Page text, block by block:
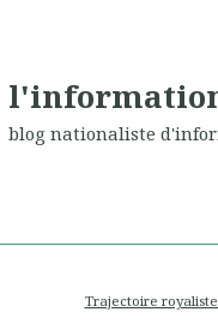
blog nationaliste
Trajectoire